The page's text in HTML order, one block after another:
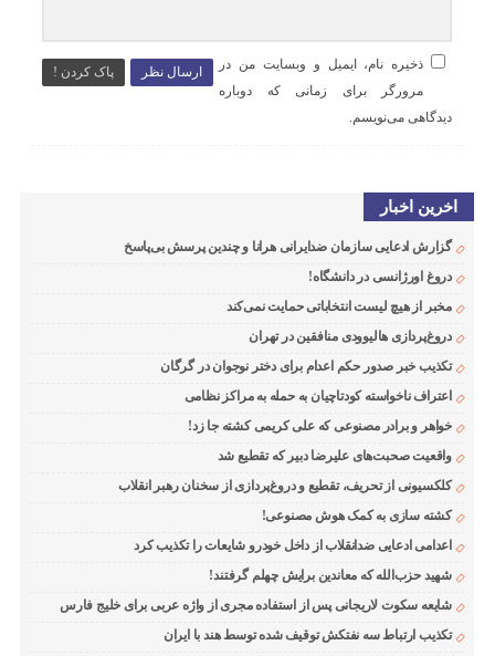
ارسال نظر پاک کردن !
ذخیره نام، ایمیل و وبسایت من در
مرورگر برای زمانی که دوباره
دیدگاهی می‌نویسم.
اخرین اخبار
گزارش ادعایی سازمان ضدایرانی هرانا و چندین پرسش بی‌پاسخ
دروغ اورژانسی در دانشگاه!
مخبر از هیچ لیست انتخاباتی حمایت نمی‌کند
دروغ‌پردازی هالیوودی منافقین در تهران
تکذیب خبر صدور حکم اعدام برای دختر نوجوان در گرگان
اعتراف ناخواسته کودتاچیان به حمله به مراکز نظامی
خواهر و برادر مصنوعی که علی کریمی کشته جا زد!
واقعیت صحبت‌های علیرضا دبیر که تقطیع شد
کلکسیونی از تحریف، تقطیع و دروغ‌پردازی از سخنان رهبر انقلاب
کشته سازی به کمک هوش مصنوعی!
اعدامی ادعایی ضدانقلاب از داخل خودرو شایعات را تکذیب کرد
شهید حزب‌الله که معاندین برایش چهلم گرفتند!
شایعه سکوت لاریجانی پس از استفاده مجری از واژه عربی برای خلیج فارس
تکذیب ارتباط سه نفتکش توقیف شده توسط هند با ایران